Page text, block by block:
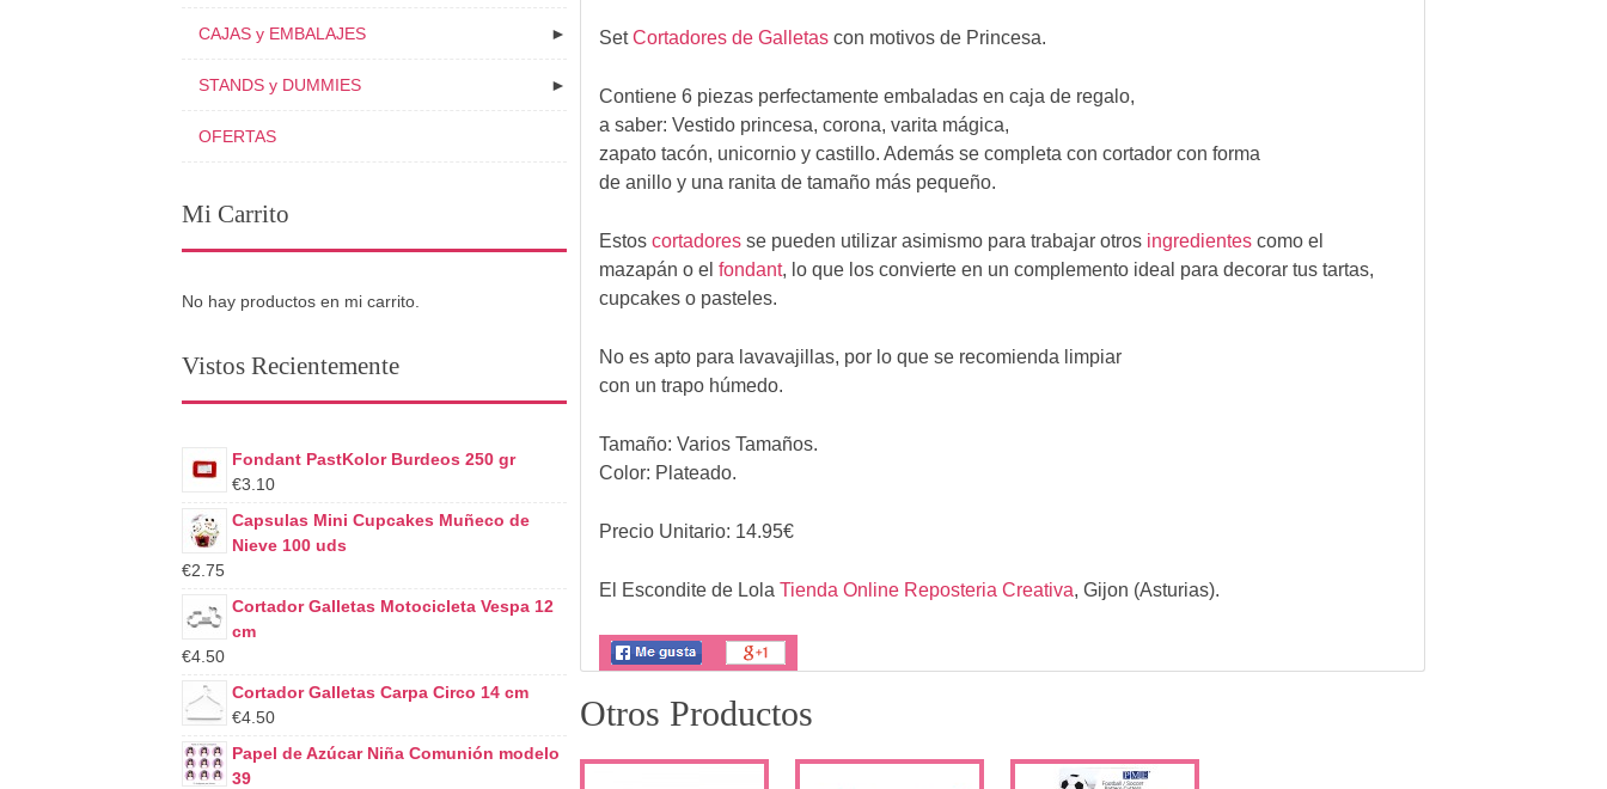
SetCortadores de Galletascon motivos de Princesa.
Contiene 6 piezas perfectamente embaladas en caja de regalo,
a saber: Vestido princesa, corona, varita mágica,
zapato tacón, unicornio y castillo. Además se completa con cortador con forma
de anillo y una ranita de tamaño más pequeño.
Estos cortadoresse pueden utilizar asimismo para trabajar otros ingredientescomo el
mazapán o el fondant, lo que los convierte en un complemento ideal para decorar tus tartas,
cupcakes o pasteles.
No es apto para lavavajillas, por lo que se recomienda limpiar
con un trapo húmedo.
Tamaño: Varios Tamaños.
Color: Plateado.
Precio Unitario: 14.95€
El Escondite de Lola Tienda Online Reposteria Creativa, Gijon (Asturias).
Otros Productos
►
CAJAS y EMBALAJES
►
STANDS y DUMMIES
OFERTAS
Mi Carrito
No hay productos en mi carrito.
Vistos Recientemente
Fondant PastKolor Burdeos 250 gr
€3.10
Capsulas Mini Cupcakes Muñeco de
Nieve 100 uds
€2.75
Cortador Galletas Motocicleta Vespa 12
cm
€4.50
Cortador Galletas Carpa Circo 14 cm
€4.50
Papel de Azúcar Niña Comunión modelo
39